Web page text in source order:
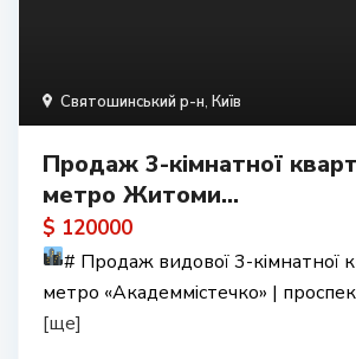
Святошинський р-н, Київ
Продаж 3-кімнатної
метро Житоми...
$ 120000
# Продаж видової 3-кімнатної
метро «Академмістечко» |
[ще]